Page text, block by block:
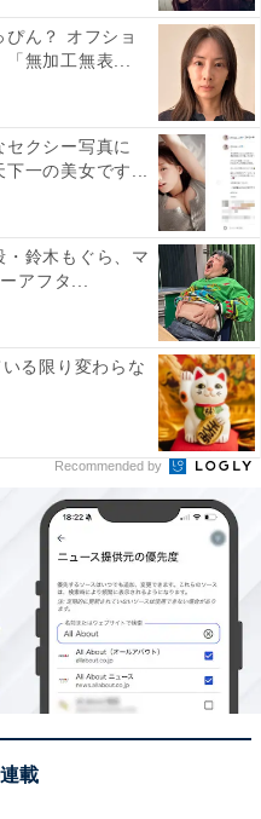
ぴん？ オフショ
「無加工無表...
セクシー写真に
下一の美女です...
・鈴木もぐら、マ
アフタ...
る限り変わらな
Recommended by
載